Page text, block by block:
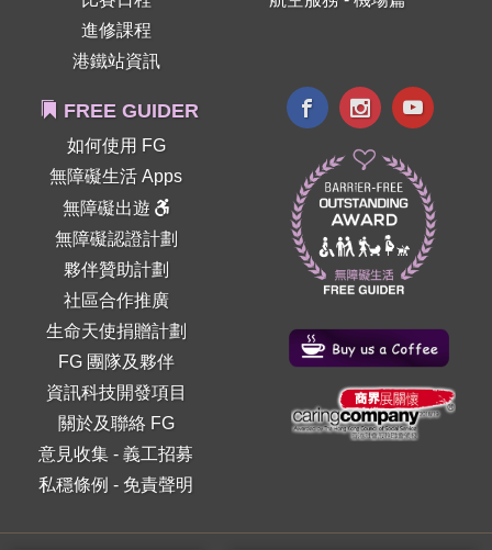
進修課程
港鐵站資訊
FREE GUIDER
如何使用 FG
無障礙生活 Apps
無障礙出遊
無障礙認證計劃
夥伴贊助計劃
社區合作推廣
生命天使捐贈計劃
FG 團隊及夥伴
資訊科技開發項目
關於及聯絡 FG
意見收集 -義工招募
私穩條例 - 免責聲明